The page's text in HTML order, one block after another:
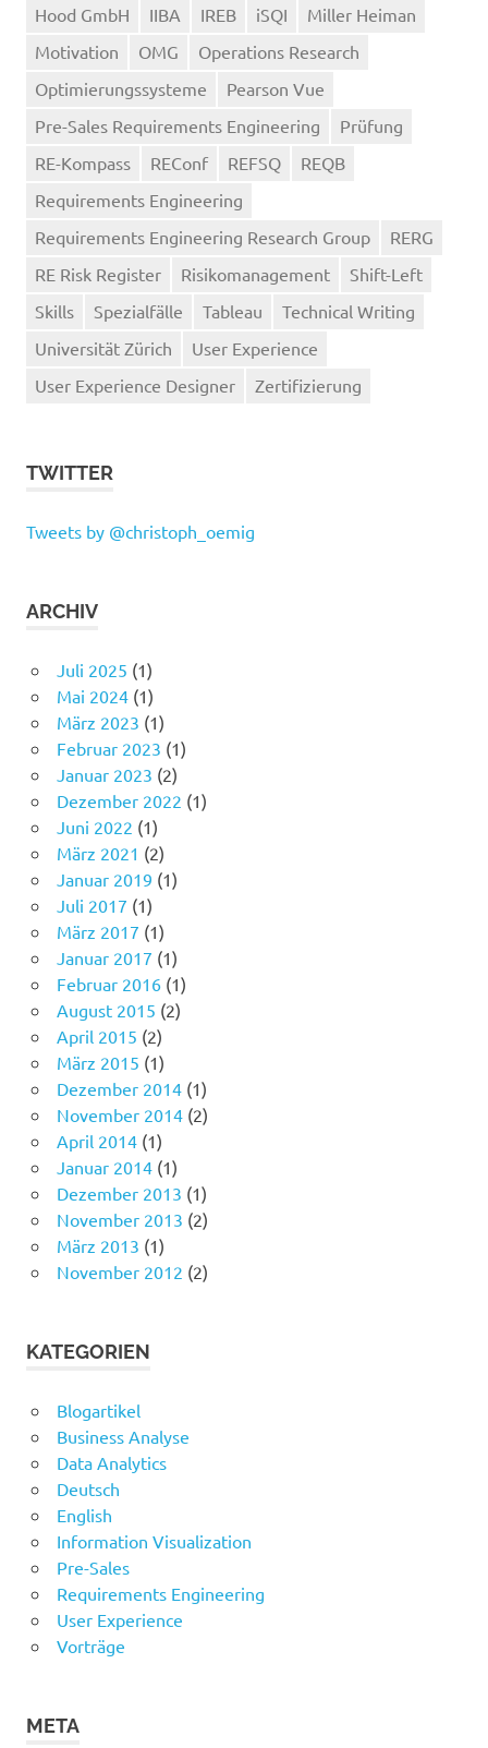
Hood GmbH
IIBA IREB iSQI
Miller Heiman
Motivation
OMG
Operations Research
Optimierungssysteme
Pearson Vue
Pre-Sales Requirements Engineering
Prüfung
RE-Kompass
REConf REFSQ
REQB
Requirements Engineering
Requirements Engineering Research Group
RERG
RE Risk Register
Risikomanagement
Shift-Left
Skills
Spezialfälle Tableau
Technical Writing
Universität Zürich
User Experience
User Experience Designer
Zertifizierung
TWITTER
Tweets by @christoph_oemig
ARCHIV
Juli 2025 (1)
Mai 2024(1)
März 2023 (1)
Februar 2023 (1)
Januar 2023 (2)
Dezember 2022 (1)
Juni 2022 (1)
März 2021 (2)
Januar 2019 (1)
Juli 2017 (1)
März 2017 (1)
Januar 2017 (1)
Februar 2016(1)
August 2015 (2)
April 2015 (2)
März 2015 (1)
Dezember 2014(1)
November 2014(2)
April 2014(1)
Januar 2014(1)
Dezember 2013 (1)
November 2013 (2)
März 2013 (1)
November 2012 (2)
KATEGORIEN
Blogartikel
Business Analyse
Data Analytics
Deutsch
English
Information Visualization
Pre-Sales
Requirements Engineering
User Experience
Vorträge
META